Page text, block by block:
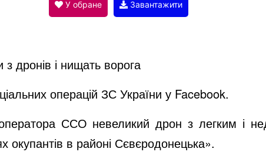
d
e
У обране Завантажити
дронів і нищать ворога
операцій ЗС України у Facebook.
ССО невеликий дрон з легким і
окупантів в районі Сєвєродонецька».